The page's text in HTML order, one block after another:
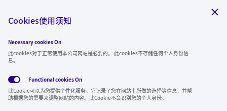
关注我们
全球隐私政
策
使用条
款
社交媒体方
针
Cookies使用须知
Necessary cookies On
此cookies对于正常使用本公司网站是必要的。 此cookies不存储任何个人身份信
息。
Functional cookiesOn
此Cookie可以为您提供个性化服务。它记录了您在网站上所做的选择等信息，并帮
助根据您的需要来调整网站的内容。此Cookie不会识别您的个人身份。